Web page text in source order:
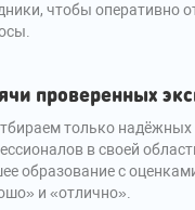
чтобы оперативно
проверенных
только надёжных
в своей
образование с
и «отлично».